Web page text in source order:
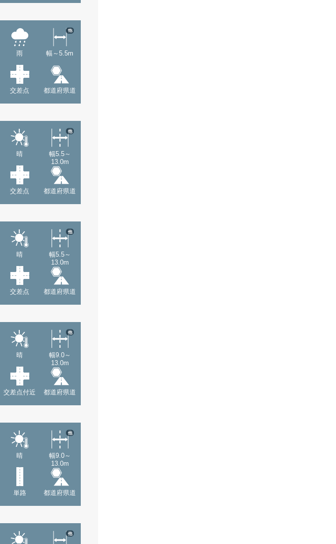
雨 幅～5.5m
他
交差点 都道府県道
晴
幅5.5～
13.0m
他
交差点 都道府県道
晴
幅5.5～
13.0m
他
交差点 都道府県道
晴
幅9.0～
13.0m
他
交差点付近 都道府県道
晴
幅9.0～
13.0m
他
単路 都道府県道
他